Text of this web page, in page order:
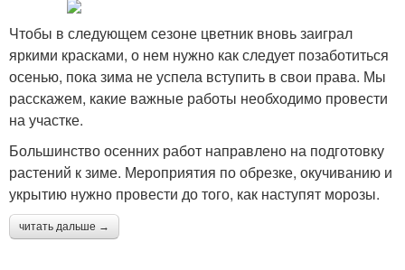
Чтобы в следующем сезоне цветник вновь заиграл
яркими красками, о нем нужно как следует позаботиться
осенью, пока зима не успела вступить в свои права. Мы
расскажем, какие важные работы необходимо провести
на участке.
Большинство осенних работ направлено на подготовку
растений к зиме. Мероприятия по обрезке, окучиванию и
укрытию нужно провести до того, как наступят морозы.
читать дальше →